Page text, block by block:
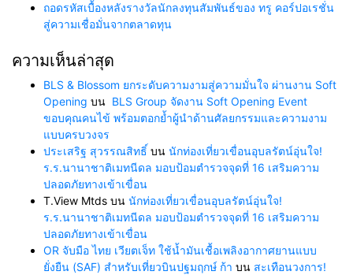
ถอดรหัสเบื้องหลังรางวัลนักลงทุนสัมพันธ์ของ ทรู คอร์ปอเรชั่น
สู่ความเชื่อมั่นจากตลาดทุน
ความเห็นล่าสุด
BLS & Blossom ยกระดับความงามสู่ความมั่นใจ ผ่านงาน Soft
Opening บน BLS Group จัดงาน Soft Opening Event
ขอบคุณคนไข้ พร้อมตอกย้ำผู้นำด้านศัลยกรรมและความงาม
แบบครบวงจร
ประเสริฐ สุวรรณสิทธิ์ บน นักท่องเที่ยวเขื่อนอุบลรัตน์อุ่นใจ!
ร.ร.นานาชาติเมทนีดล มอบป้อมตำรวจจุดที่ 16 เสริมความ
ปลอดภัยทางเข้าเขื่อน
T.View Mtds บน นักท่องเที่ยวเขื่อนอุบลรัตน์อุ่นใจ!
ร.ร.นานาชาติเมทนีดล มอบป้อมตำรวจจุดที่ 16 เสริมความ
ปลอดภัยทางเข้าเขื่อน
OR จับมือ ไทย เวียตเจ็ท ใช้น้ำมันเชื้อเพลิงอากาศยานแบบ
ยั่งยืน (SAF) สำหรับเที่ยวบินปฐมฤกษ์ ก้า บน สะเทือนวงการ!